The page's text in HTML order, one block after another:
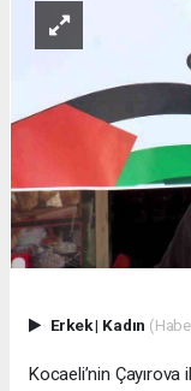
Erkek| Kadın
Kocaeli’nin